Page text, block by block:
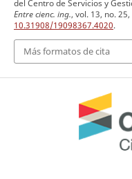
del Centro de Servicios y
Entre cienc. ing., vol. 13, no.
10.31908/19098367.4020.
Más formatos de cita